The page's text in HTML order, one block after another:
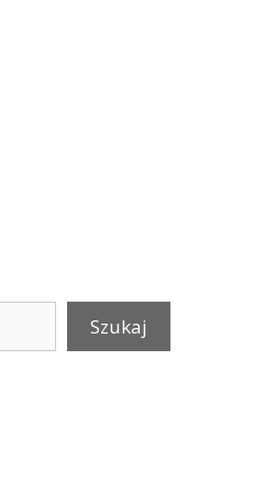
Szukaj